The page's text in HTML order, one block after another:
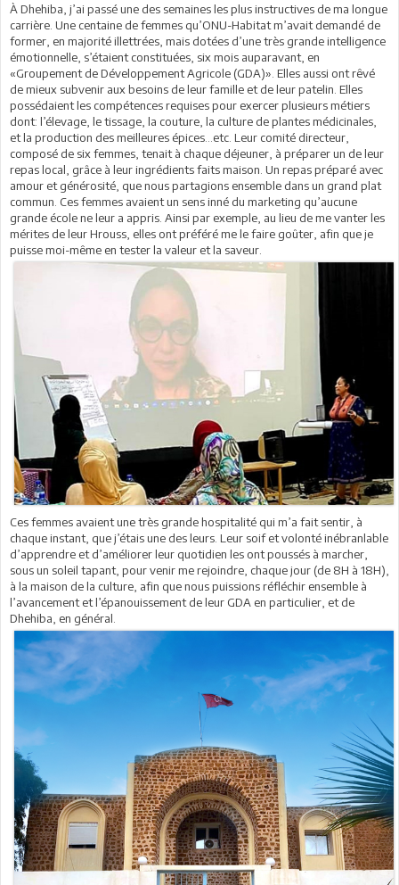
À Dhehiba, j’ai passé une des semaines les plus instructives de ma longue
carrière. Une centaine de femmes qu’ONU-Habitat m’avait demandé de
former, en majorité illettrées, mais dotées d’une très grande intelligence
émotionnelle, s’étaient constituées, six mois auparavant, en
«Groupement de Développement Agricole (GDA)». Elles aussi ont rêvé
de mieux subvenir aux besoins de leur famille et de leur patelin. Elles
possédaient les compétences requises pour exercer plusieurs métiers
dont: l’élevage, le tissage, la couture, la culture de plantes médicinales,
et la production des meilleures épices…etc. Leur comité directeur,
composé de six femmes, tenait à chaque déjeuner, à préparer un de leur
repas local, grâce à leur ingrédients faits maison. Un repas préparé avec
amour et générosité, que nous partagions ensemble dans un grand plat
commun. Ces femmes avaient un sens inné du marketing qu’aucune
grande école ne leur a appris. Ainsi par exemple, au lieu de me vanter les
mérites de leur Hrouss, elles ont préféré me le faire goûter, afin que je
puisse moi-même en tester la valeur et la saveur.
Ces femmes avaient une très grande hospitalité qui m’a fait sentir, à
chaque instant, que j’étais une des leurs. Leur soif et volonté inébranlable
d’apprendre et d’améliorer leur quotidien les ont poussés à marcher,
sous un soleil tapant, pour venir me rejoindre, chaque jour (de 8H à 18H),
à la maison de la culture, afin que nous puissions réfléchir ensemble à
l’avancement et l’épanouissement de leur GDA en particulier, et de
Dhehiba, en général.